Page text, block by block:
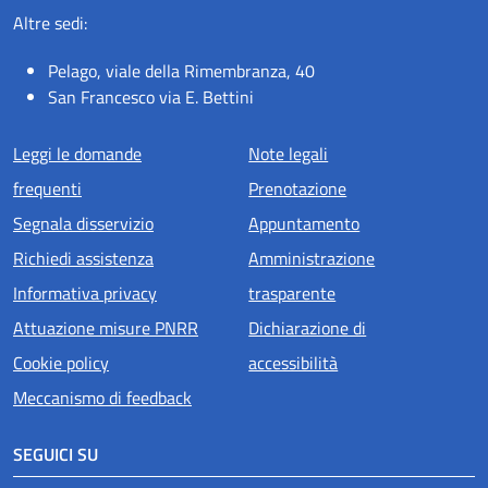
Altre sedi:
Pelago, viale della Rimembranza, 40
San Francesco via E. Bettini
Menu piè di pagina
Leggi le domande
frequenti
Segnala disservizio
Richiedi assistenza
Informativa privacy
Attuazione misure PNRR
Cookie policy
Meccanismo di feedback
Note legali
Prenotazione
Appuntamento
Amministrazione
trasparente
Dichiarazione di
accessibilità
SEGUICI SU